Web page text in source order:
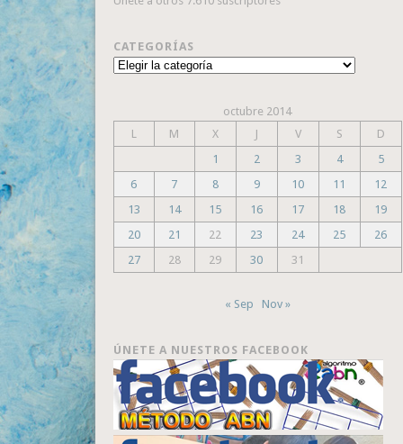
CATEGORÍAS
Categorías
octubre 2014
L
M X J V S
D
1
2 3 4
5
6
7 8 9 10 11
12
13
14 15 16 17 18
19
20
21 22 23 24 25
26
27
28 29 30 31
« Sep Nov »
ÚNETE A NUESTROS FACEBOOK